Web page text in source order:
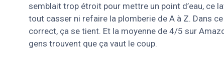
semblait trop étroit pour mettre un point d’eau, ce
tout casser ni refaire la plomberie de A à Z. Dans
correct, ça se tient. Et la moyenne de 4/5 sur
gens trouvent que ça vaut le coup.